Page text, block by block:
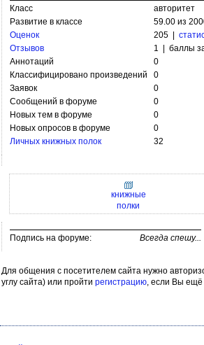
Класс
авторитет
Развитие в классе
59.00 из
Оценок
205 |
Отзывов
1 | баллы
Аннотаций
0
Классифицировано произведений
0
Заявок
0
Сообщений в форуме
0
Новых тем в форуме
0
Новых опросов в форуме
0
Личных книжных полок
32
книжные
полки
Подпись на форуме: Всегда спешу...
Для общения с посетителем сайта нужно
углу сайта) или пройти регистрацию, если Вы ещё